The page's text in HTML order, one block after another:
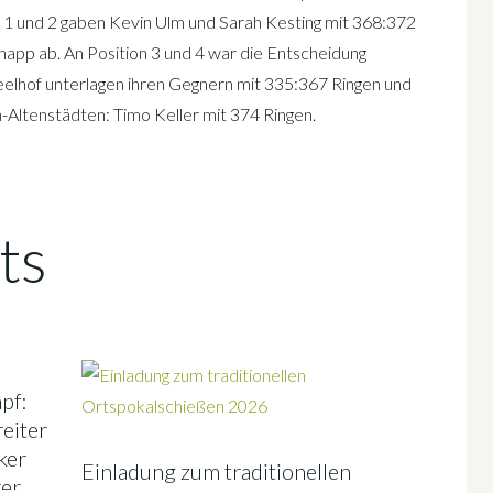
und 2 gaben Kevin Ulm und Sarah Kesting mit 368:372
ab. An Position 3 und 4 war die Entscheidung
unterlagen ihren Gegnern mit 335:367 Ringen und
Timo Keller mit 374 Ringen.
Einladung zum traditionellen